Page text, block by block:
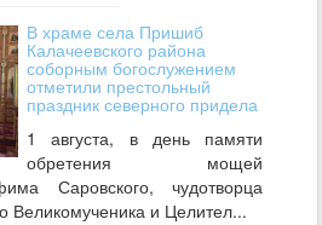
В храме села Пришиб
Калачеевского района
соборным богослужением
отметили престольный
праздник северного придела
1 августа, в день памяти
обретения мощей
Саровского, чудотворца
Великомученика и Целител...